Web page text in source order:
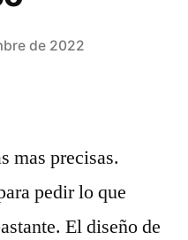
de 2022
mas precisas.
pedir lo que
El diseño de